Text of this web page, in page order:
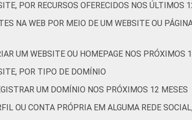
7 2 16
POR RECURSOS OFERECIDOS NOS ÚLTIMOS
NA WEB POR MEIO DE UM WEBSITE OU
UM WEBSITE OU HOMEPAGE NOS PRÓXIMOS
POR TIPO DE DOMÍNIO
UM DOMÍNIO NOS PRÓXIMOS 12 MESES
OU CONTA PRÓPRIA EM ALGUMA REDE